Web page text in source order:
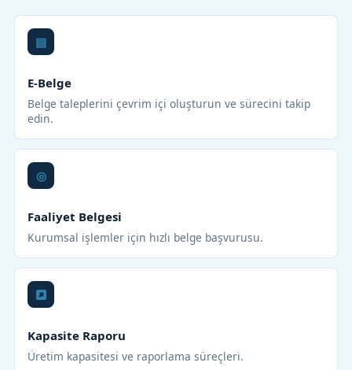
E-Belge
Belge taleplerini çevrim içi oluşturun ve sürecini takip
edin.
Faaliyet Belgesi
Kurumsal işlemler için hızlı belge başvurusu.
Kapasite Raporu
Üretim kapasitesi ve raporlama süreçleri.